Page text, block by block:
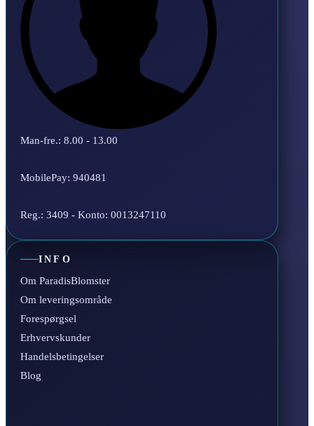
Man-fre.: 8.00 - 13.00
MobilePay: 940481
Reg.: 3409 - Konto: 0013247110
INFO
Om ParadisBlomster
Om leveringsområde
Forespørgsel
Erhvervskunder
Handelsbetingelser
Blog